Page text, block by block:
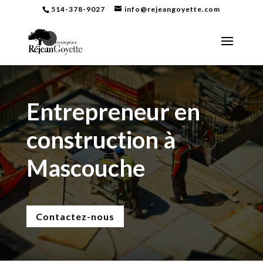
514-378-9027 info@rejeangoyette.com
Entrepreneur en
construction à
Mascouche
Contactez-nous